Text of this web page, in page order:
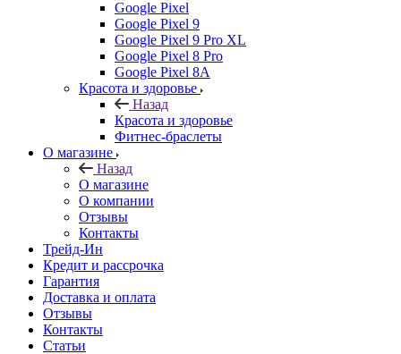
Google Pixel
Google Pixel 9
Google Pixel 9 Pro XL
Google Pixel 8 Pro
Google Pixel 8A
Красота и здоровье
Назад
Красота и здоровье
Фитнес-браслеты
О магазине
Назад
О магазине
О компании
Отзывы
Контакты
Трейд-Ин
Кредит и рассрочка
Гарантия
Доставка и оплата
Отзывы
Контакты
Статьи